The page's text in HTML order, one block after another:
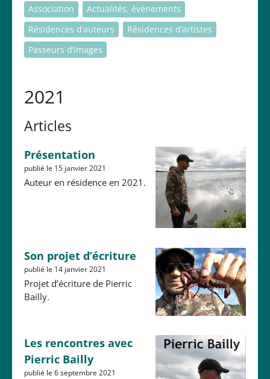
Association
Actualités, événements
Résidences d’auteurs
Résidences d’artistes
Passeurs d’images
2021
Articles
Présentation
publié le 15 janvier 2021
Auteur en résidence en 2021.
Son projet d’écriture
publié le 14 janvier 2021
Projet d’écriture de Pierric
Bailly.
Les rencontres avec
Pierric Bailly
publié le 6 septembre 2021